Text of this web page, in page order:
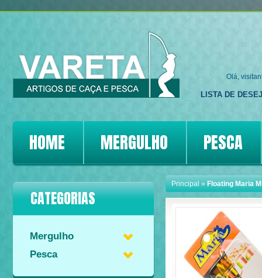
LISTA DE
Olá,
HOME MERGULHO PESCA
CATEGORIAS
Mergulho
Pesca
Principal»Floating Maria